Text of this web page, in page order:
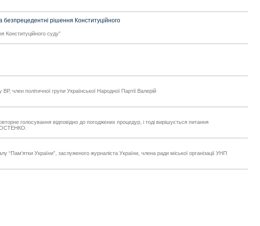
рішення Конституційного
суду”
член політичної групи Української Народної Партії Валерій
голосування відповідно до погоджених процедур, і тоді вирішується питання
України”, заслуженого журналіста України, члена ради міської організації УНП